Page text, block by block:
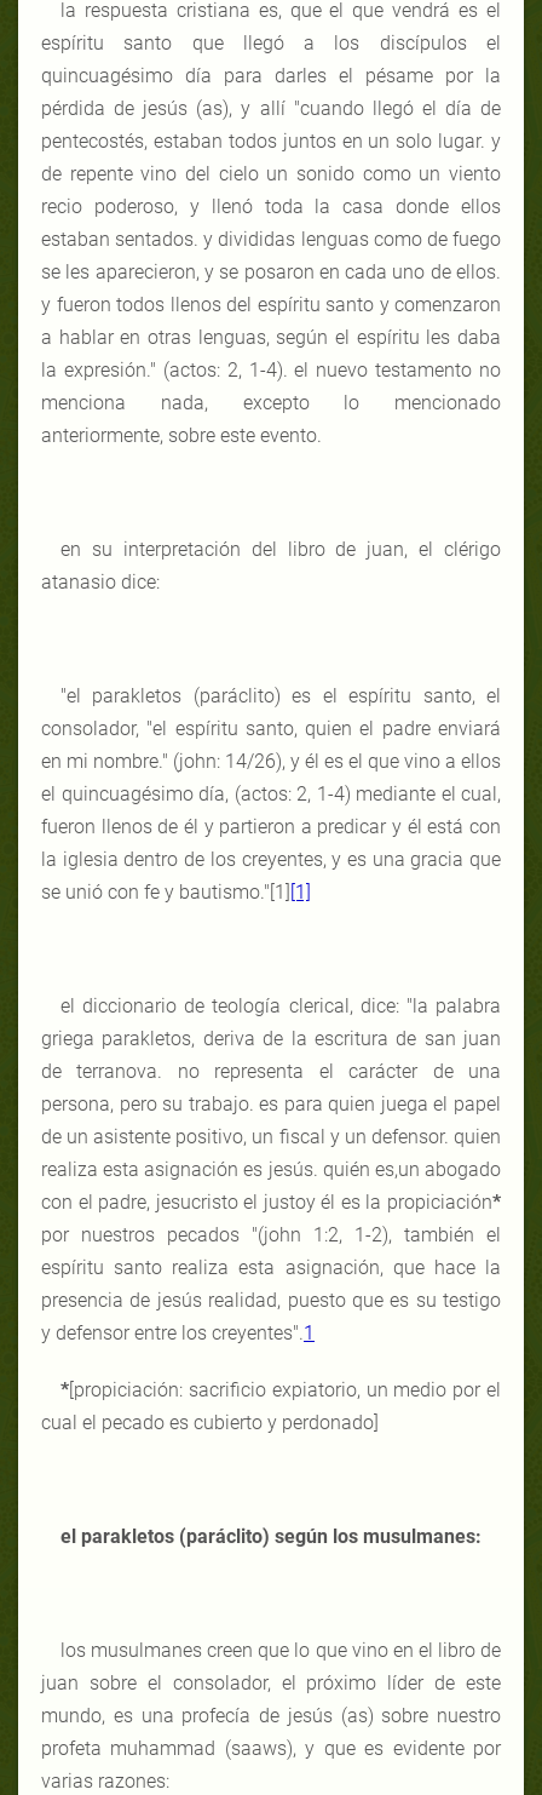
la respuesta cristiana es, que el que vendrá es el
espíritu santo que llegó a los discípulos el
quincuagésimo día para darles el pésame por la
pérdida de jesús (as), y allí "cuando llegó el día de
pentecostés, estaban todos juntos en un solo lugar. y
de repente vino del cielo un sonido como un viento
recio poderoso, y llenó toda la casa donde ellos
estaban sentados. y divididas lenguas como de fuego
se les aparecieron, y se posaron en cada uno de ellos.
y fueron todos llenos del espíritu santo y comenzaron
a hablar en otras lenguas, según el espíritu les daba
la expresión." (actos: 2, 1-4). el nuevo testamento no
menciona nada, excepto lo mencionado
anteriormente, sobre este evento.
en su interpretación del libro de juan, el clérigo
atanasio dice:
"el parakletos (paráclito) es el espíritu santo, el
consolador, "el espíritu santo, quien el padre enviará
en mi nombre." (john: 14/26), y él es el que vino a ellos
el quincuagésimo día, (actos: 2, 1-4) mediante el cual,
fueron llenos de él y partieron a predicar y él está con
la iglesia dentro de los creyentes, y es una gracia que
se unió con fe y bautismo."[1] [1]
el diccionario de teología clerical, dice: "la palabra
griega parakletos, deriva de la escritura de san juan
de terranova. no representa el carácter de una
persona, pero su trabajo. es para quien juega el papel
de un asistente positivo, un fiscal y un defensor. quien
realiza esta asignación es jesús. quién es,un abogado
con el padre, jesucristo el justoy él es la propiciación*
por nuestros pecados "(john 1:2, 1-2), también el
espíritu santo realiza esta asignación, que hace la
presencia de jesús realidad, puesto que es su testigo
y defensor entre los creyentes".1
*[propiciación: sacrificio expiatorio, un medio por el
cual el pecado es cubierto y perdonado]
el parakletos (paráclito) según los musulmanes:
los musulmanes creen que lo que vino en el libro de
juan sobre el consolador, el próximo líder de este
mundo, es una profecía de jesús (as) sobre nuestro
profeta muhammad (saaws), y que es evidente por
varias razones: